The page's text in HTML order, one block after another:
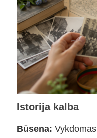
Istorija kalba
Būsena: Vykdomas